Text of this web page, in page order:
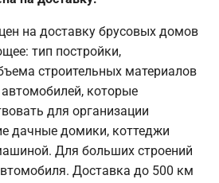
на доставку брусовых домов
тип постройки,
строительных материалов
которые
для организации
дачные домики, коттеджи
Для больших строений
Доставка до 500 км